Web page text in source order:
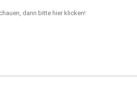
dann bittehier klicken!